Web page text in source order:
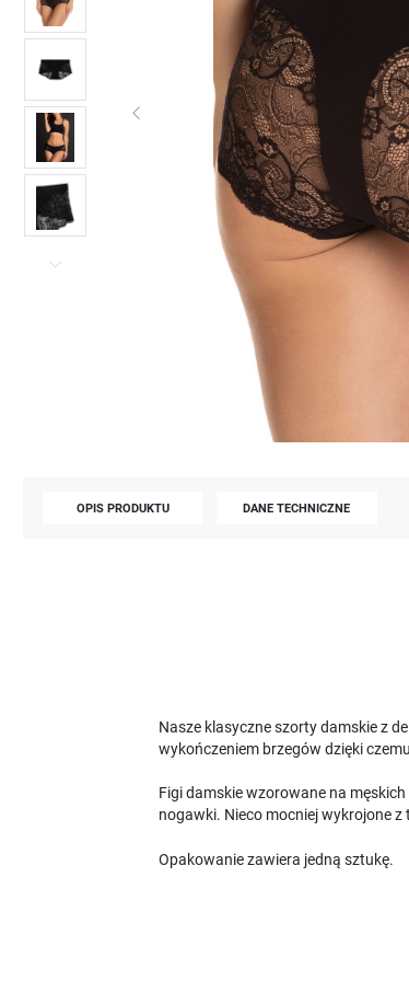
OPIS PRODUKTU DANE TECHNICZNE
Nasze klasyczne szorty damskie z
wykończeniem brzegów dzięki
Figi damskie wzorowane na
nogawki. Nieco mocniej wykrojone z
Opakowanie zawiera jedną sztukę.